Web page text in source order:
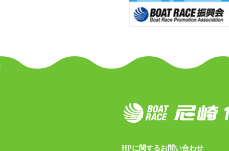
HPに関するお問い合わせ